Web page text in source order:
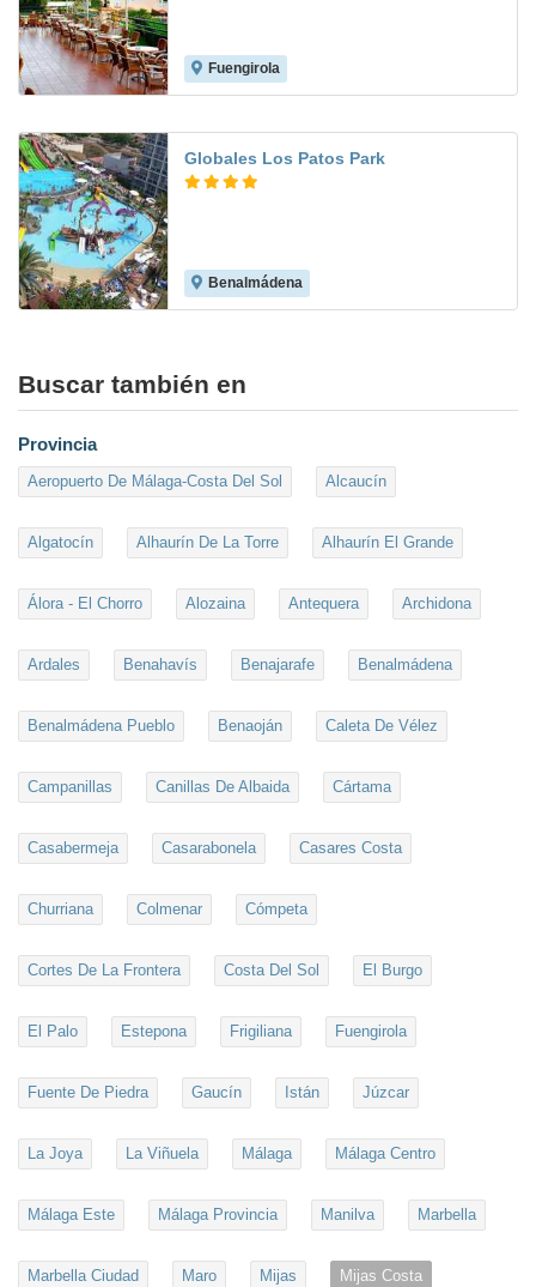
Fuengirola
Globales Los Patos Park
Benalmádena
Buscar también en
Provincia
Aeropuerto De Málaga-Costa Del Sol Alcaucín
Algatocín Alhaurín De La Torre Alhaurín El Grande
Álora - El Chorro Alozaina Antequera Archidona
Ardales Benahavís Benajarafe Benalmádena
Benalmádena Pueblo Benaoján Caleta De Vélez
Campanillas Canillas De Albaida Cártama
Casabermeja Casarabonela Casares Costa
Churriana Colmenar Cómpeta
Cortes De La Frontera Costa Del Sol El Burgo
El Palo Estepona Frigiliana Fuengirola
Fuente De Piedra Gaucín Istán Júzcar
La Joya La Viñuela Málaga Málaga Centro
Málaga Este Málaga Provincia Manilva Marbella
Marbella Ciudad Maro Mijas Mijas Costa